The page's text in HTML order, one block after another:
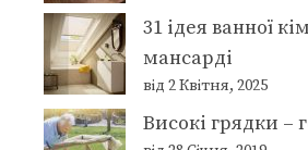
31 ідея ванної
мансарді
від 2 Квітня, 2025
Високі грядки –